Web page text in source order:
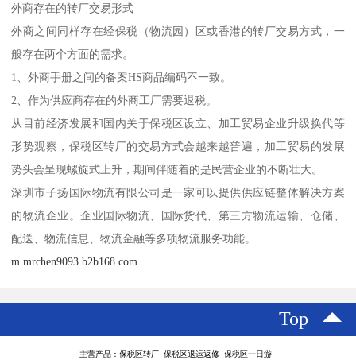
外商存在的转厂交易形式
外商之间同样存在经保税（物流园）区或香港的转厂交易方式，一
般存在两个方面的需求。
1、外商手册之间的备案HS商品编码不一致。
2、作为供应商存在的外商工厂需要退税。
从目前经济发展和国内关于保税区设立、加工贸易企业升级换代等
形势观察，保税区转厂的交易方式会越来越普遍，加工贸易的发展
势头会呈现螺旋式上升，期间伴随着的是民营企业的不断壮大。
深圳市子扬国际物流有限公司是一家可以提供供应链整体解决方案
的物流企业。企业国际物流、国际货代、第三方物流运输、仓储、
配送、物流信息、物流金融等多项物流服务功能。
m.mrchen9093.b2b168.com
Top
主营产品：保税区转厂 保税区退运返修 保税区一日游